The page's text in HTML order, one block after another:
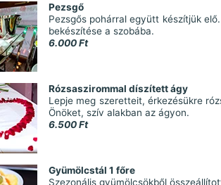
Pezsgő
Pezsgős pohárral együtt készítjük
bekészítése a szobába.
6.000 Ft
Rózsaszirommal díszített ágy
Lepje meg szeretteit, érkezésükre
Önöket, szív alakban az ágyon.
6.500 Ft
Gyümölcstál 1 főre
Szezonális gyümölcsökből